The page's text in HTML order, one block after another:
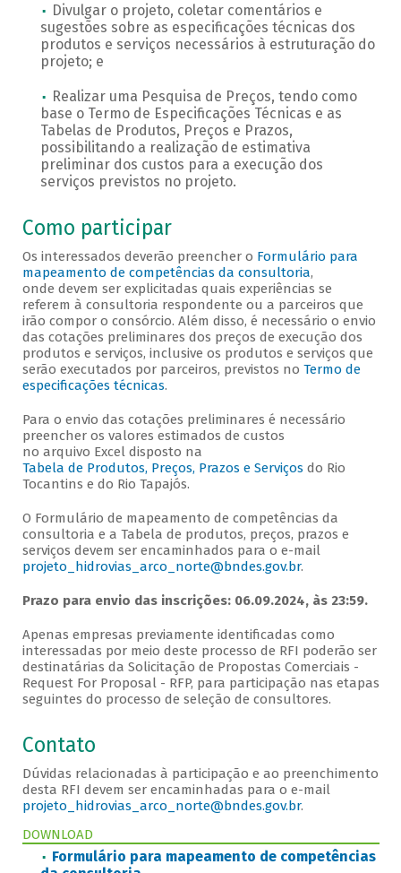
Divulgar o projeto, coletar comentários e
sugestões sobre as especificações técnicas dos
produtos e serviços necessários à estruturação do
projeto; e
Realizar uma Pesquisa de Preços, tendo como
base o Termo de Especificações Técnicas e as
Tabelas de Produtos, Preços e Prazos,
possibilitando a realização de estimativa
preliminar dos custos para a execução dos
serviços previstos no projeto.
Como participar
Os interessados deverão preencher o Formulário para
mapeamento de competências da consultoria,
onde devem ser explicitadas quais experiências se
referem à consultoria respondente ou a parceiros que
irão compor o consórcio. Além disso, é necessário o envio
das cotações preliminares dos preços de execução dos
produtos e serviços, inclusive os produtos e serviços que
serão executados por parceiros, previstos no Termo de
especificações técnicas.
Para o envio das cotações preliminares é necessário
preencher os valores estimados de custos
no arquivo Excel disposto na
Tabela de Produtos, Preços, Prazos e Serviços do Rio
Tocantins e do Rio Tapajós.
O Formulário de mapeamento de competências da
consultoria e a Tabela de produtos, preços, prazos e
serviços devem ser encaminhados para o e-mail
projeto_hidrovias_arco_norte@bndes.gov.br.
Prazo para envio das inscrições: 06.09.2024, às 23:59.
Apenas empresas previamente identificadas como
interessadas por meio deste processo de RFI poderão ser
destinatárias da Solicitação de Propostas Comerciais -
Request For Proposal - RFP, para participação nas etapas
seguintes do processo de seleção de consultores.
Contato
Dúvidas relacionadas à participação e ao preenchimento
desta RFI devem ser encaminhadas para o e-mail
projeto_hidrovias_arco_norte@bndes.gov.br.
DOWNLOAD
Formulário para mapeamento de competências